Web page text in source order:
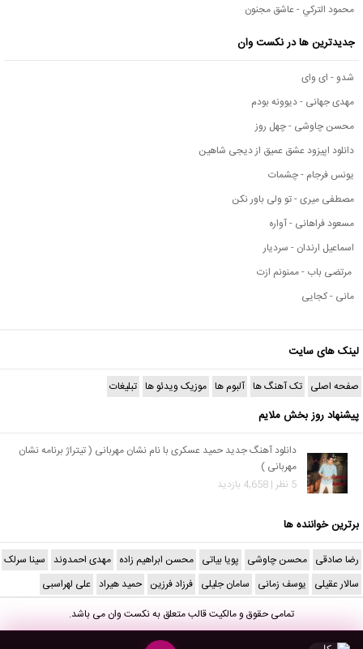
محمود التركي - عاشق مجنون
جدیدترین ها در نکست وان
شدو - ای وای
مهدی جهانی - دیوونه بودم
محسن چاوشی - چهل روز
دانلود اپیزود عشق عمیق از دیجی شاهین
یونس فرجام - چشمات
مصطفی میری - تو ولی باور نکن
مسعود فراهانی - آواره
اسماعیل ارندان - سردیار
مرتضی باب - ممنونم ازت
مانی - کجایی
لینک های سایت
صفحه اصلی تک آهنگ ها آلبوم ها موزیک ویدئو ها تبلیغات
پیشنهاد روز بخش ملایم
دانلود آهنگ جدید حمید عسکری با نام نشان مهربانی ( تیتراژ برنامه نشان
مهربانی )
5 نظر | 4,658 بازدید
برترین خواننده ها
رضا صادقی محسن چاوشی پویا بیاتی محسن ابراهیم زاده مهدی احمدوند سینا سرلک
سالار عقیلی یوسف زمانی سامان جلیلی فرزاد فرزین حمید هیراد علی لهراسبی
تمامی حقوق و مالکیت قالب متعلق بهنکست وانمی باشد.